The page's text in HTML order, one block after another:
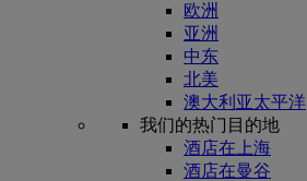
欧洲
亚洲
中东
北美
澳大利亚太平洋
我们的热门目的地
酒店在上海
酒店在曼谷